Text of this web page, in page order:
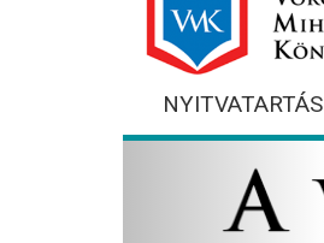
NYITVATARTÁS